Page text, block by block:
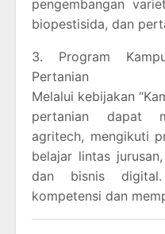
pengembangan
biopestisida, dan
3. Program
Pertanian
Melalui kebijakan
pertanian dapat
agritech, mengikuti
belajar lintas
dan bisnis
kompetensi dan